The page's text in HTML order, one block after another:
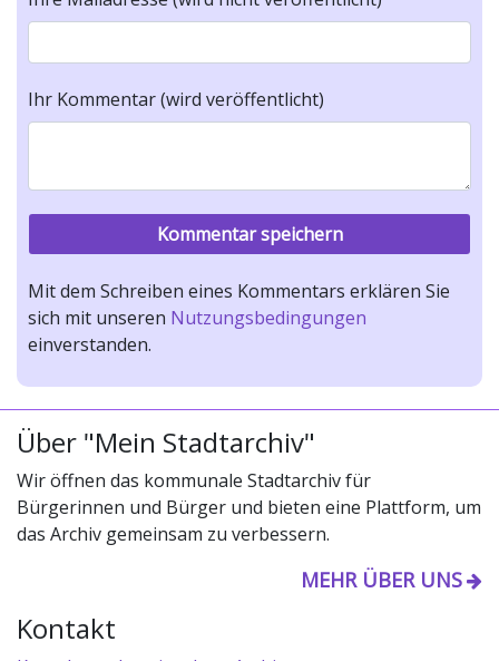
Ihr Kommentar (wird veröffentlicht)
Mit dem Schreiben eines Kommentars erklären Sie
sich mit unseren Nutzungsbedingungen
einverstanden.
Über "Mein Stadtarchiv"
Wir öffnen das kommunale Stadtarchiv für
Bürgerinnen und Bürger und bieten eine Plattform, um
das Archiv gemeinsam zu verbessern.
MEHR ÜBER UNS
Kontakt